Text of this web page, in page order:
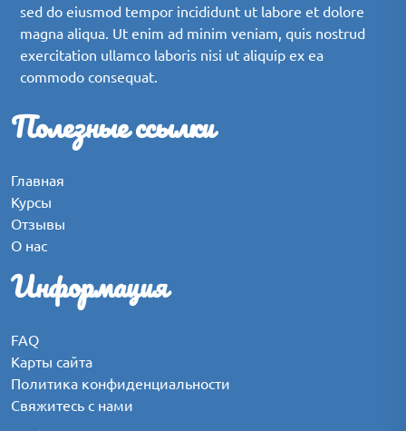
sed do eiusmod tempor incididunt ut labore et dolore
magna aliqua. Ut enim ad minim veniam, quis nostrud
exercitation ullamco laboris nisi ut aliquip ex ea
commodo consequat.
Полезные ссылки
Главная
Курсы
Отзывы
О нас
Информация
FAQ
Карты сайта
Политика конфиденциальности
Свяжитесь с нами